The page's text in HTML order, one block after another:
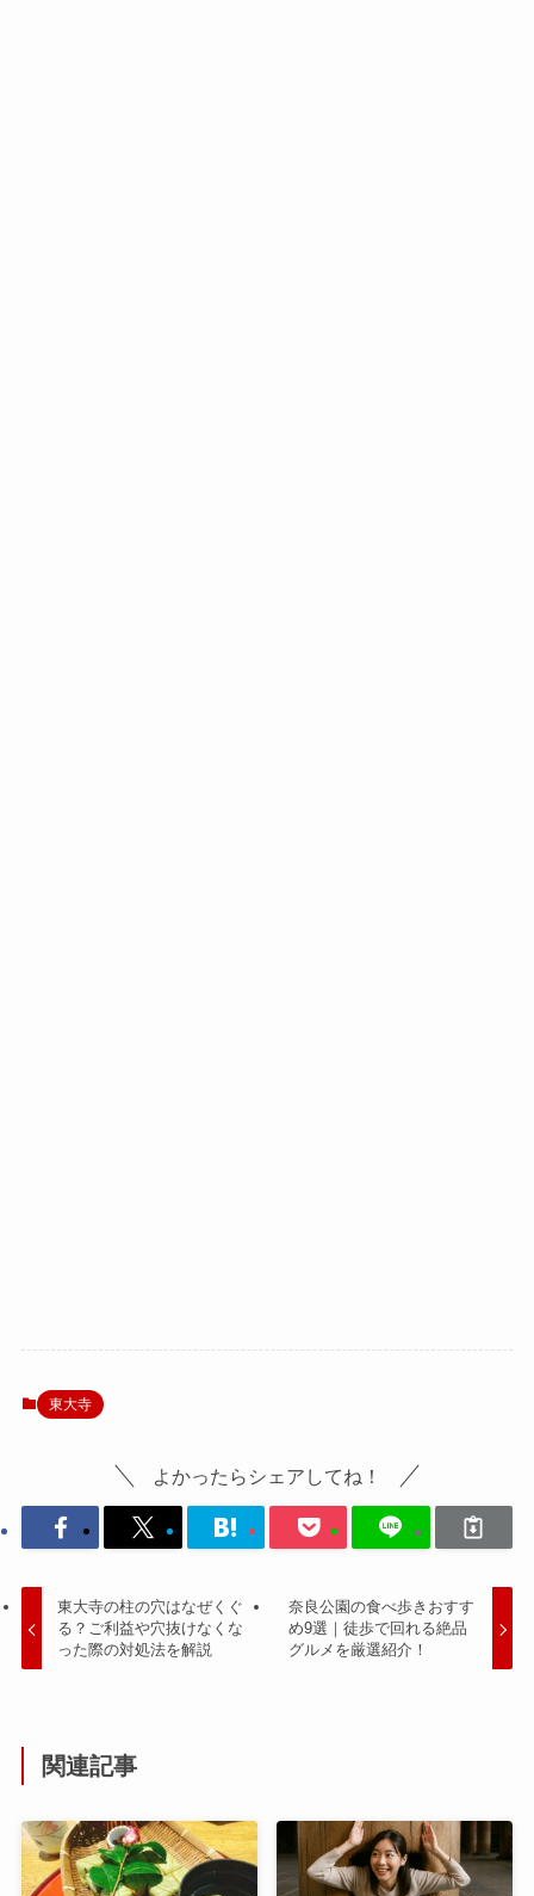
東大寺
よかったらシェアしてね！
東大寺の柱の穴はなぜくぐ
る？ご利益や穴抜けなくな
った際の対処法を解説
奈良公園の食べ歩きおすす
め9選｜徒歩で回れる絶品
グルメを厳選紹介！
関連記事